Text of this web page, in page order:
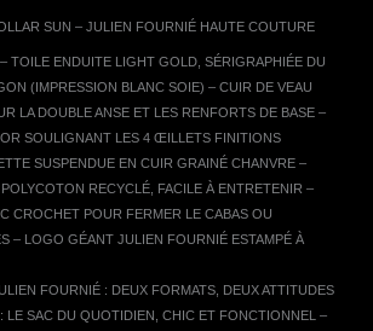
SUN – JULIEN FOURNIÉ HAUTE COUTURE
TOILE ENDUITE LIGHT GOLD, SÉRIGRAPHIÉE DU
(IMPRESSION BLANC SOIE) – CUIR DE VEAU
LA DOUBLE ANSE ET LES RENFORTS DE BASE –
SOULIGNANT LES 4 ŒILLETS FINITIONS
SUSPENDUE EN CUIR GRAINÉ CHANVRE –
RECYCLÉ, FACILE À ENTRETENIR –
CROCHET POUR FERMER LE CABAS OU
– LOGO GÉANT JULIEN FOURNIÉ ESTAMPÉ À
FOURNIÉ : DEUX FORMATS, DEUX ATTITUDES
LE SAC DU QUOTIDIEN, CHIC ET FONCTIONNEL –